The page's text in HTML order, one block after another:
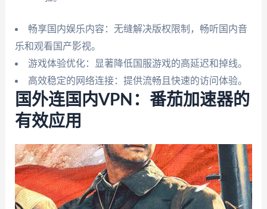
畅享国内娱乐内容：无缝解决版权限制，畅听国内音
乐和观看国产影视。
游戏体验优化：显著降低国服游戏的高延迟和掉线。
高效稳定的网络连接：提供流畅且快速的访问体验。
国外连国内VPN：番茄加速器的
有效应用